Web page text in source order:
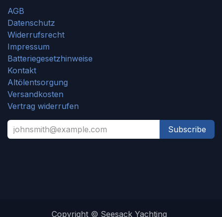
AGB
Datenschutz
Widerrufsrecht
Impressum
Batteriegesetzhinweise
Kontakt
Altölentsorgung
Versandkosten
Vertrag widerrufen
Subscribe
Copyright © Seesack Yachting